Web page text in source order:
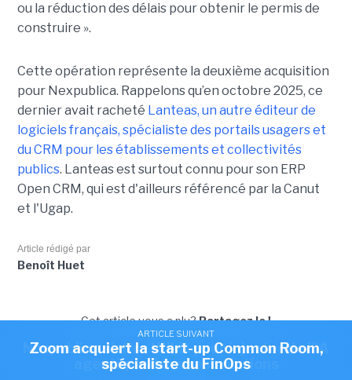
ARTICLE SUIVANT
Nexpublica s'offre Wikit pour injecter de l'IA
agentique dans ses solutions
ou la réduction des délais pour obtenir le permis de
construire ».
Cette opération représente la deuxième acquisition
pour Nexpublica. Rappelons qu’en octobre 2025, ce
dernier avait racheté Lanteas, un autre éditeur de
logiciels français, spécialiste des portails usagers et
du CRM pour les établissements et collectivités
publics. Lanteas est surtout connu pour son ERP
Open CRM, qui est d'ailleurs référencé par la Canut
et l'Ugap.
Article rédigé par
Benoît Huet
Cet article vous a plu?Partagez le !
ARTICLE SUIVANT
Zoom acquiert la start-up Common Room,
spécialiste du FinOps